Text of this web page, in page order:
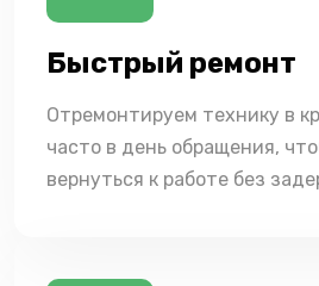
Быстрый ремонт
Отремонтируем технику в
часто в день обращения,
вернуться к работе без